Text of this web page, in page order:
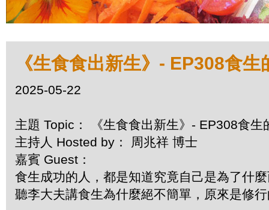
《生食食出新生》- EP308食生
2025-05-22
主題 Topic： 《生食食出新生》- EP308食生
主持人 Hosted by： 周兆祥 博士
嘉賓 Guest：
食生成功的人，都是知道究竟自己是為了什
聽李大夫講食生為什麼絕不簡單，原來是修